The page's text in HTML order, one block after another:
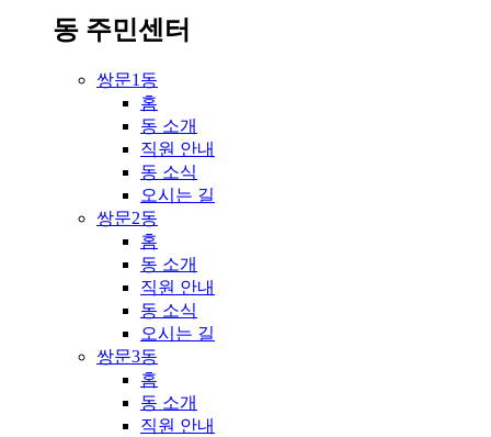
동 주민센터
쌍문1동
홈
동 소개
직원 안내
동 소식
오시는 길
쌍문2동
홈
동 소개
직원 안내
동 소식
오시는 길
쌍문3동
홈
동 소개
직원 안내